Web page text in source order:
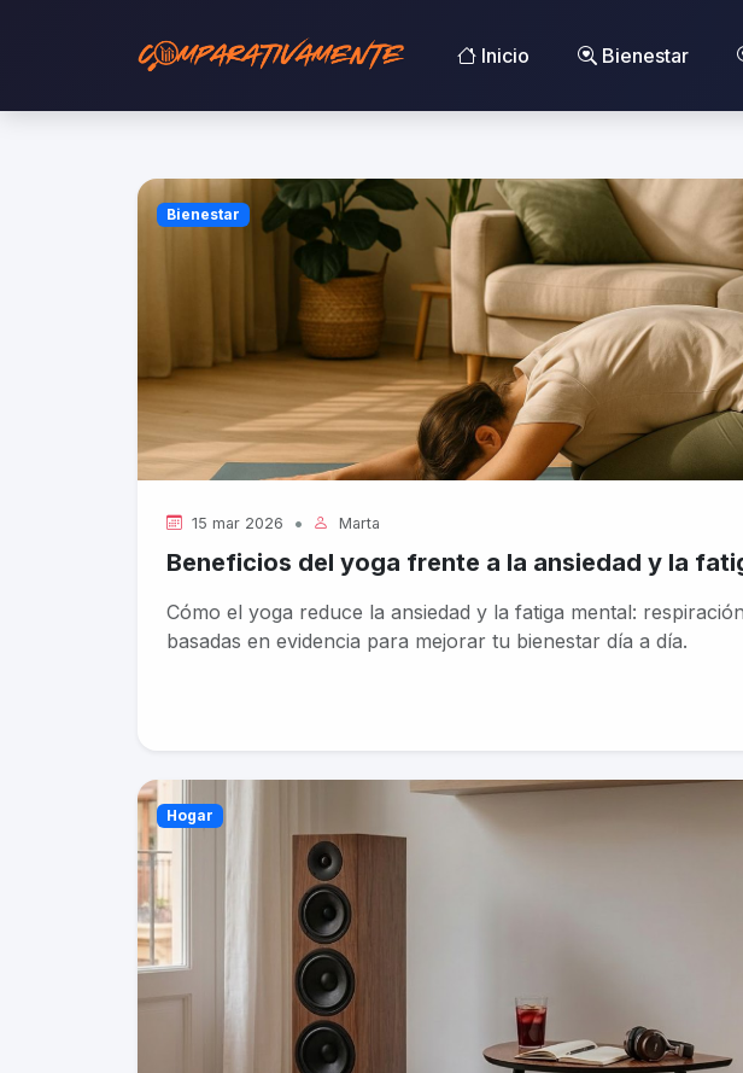
Inicio Bienestar
Bienestar
15 mar 2026 • Marta
Beneficios del yoga frente a la ansiedad y la
Cómo el yoga reduce la ansiedad y la fatiga mental:
basadas en evidencia para mejorar tu bienestar día a día.
Hogar